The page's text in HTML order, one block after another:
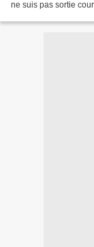
ne suis pas sortie